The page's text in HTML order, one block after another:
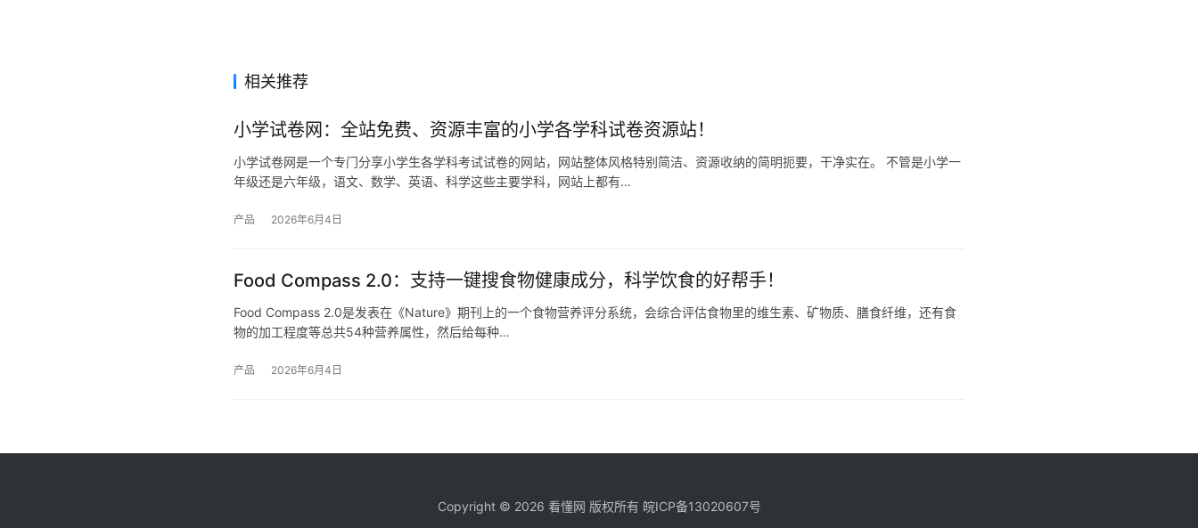
相关推荐
小学试卷网：全站免费、资源丰富的小学各学科试卷资源站！
小学试卷网是一个专门分享小学生各学科考试试卷的网站，网站整体风格特别简洁、资源收纳的简明扼要，干净实在。 不管是小学一
年级还是六年级，语文、数学、英语、科学这些主要学科，网站上都有…
产品 2026年6月4日
Food Compass 2.0：支持一键搜食物健康成分，科学饮食的好帮手！
Food Compass 2.0是发表在《Nature》期刊上的一个食物营养评分系统，会综合评估食物里的维生素、矿物质、膳食纤维，还有食
物的加工程度等总共54种营养属性，然后给每种…
产品 2026年6月4日
Copyright © 2026 看懂网 版权所有 皖ICP备13020607号